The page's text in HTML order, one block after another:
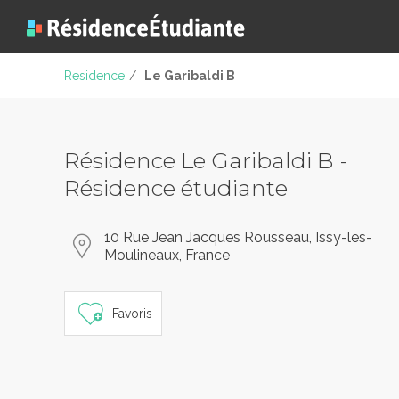
Residence / Le Garibaldi B
Résidence Le Garibaldi B -
Résidence étudiante
10 Rue Jean Jacques Rousseau, Issy-les-
Moulineaux, France
Favoris